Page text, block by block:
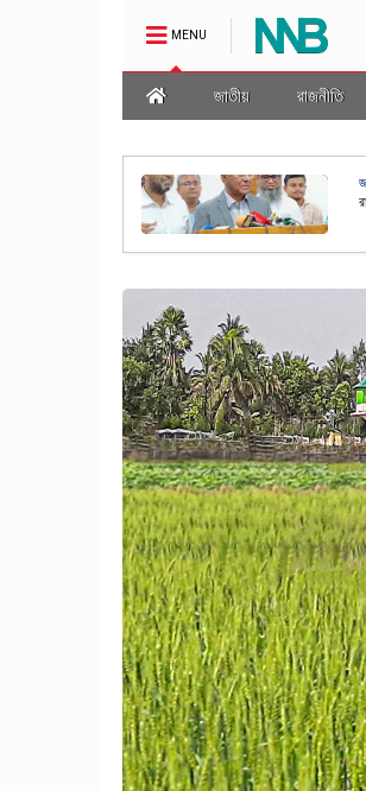
MENU
জাতীয় রাজনীতি